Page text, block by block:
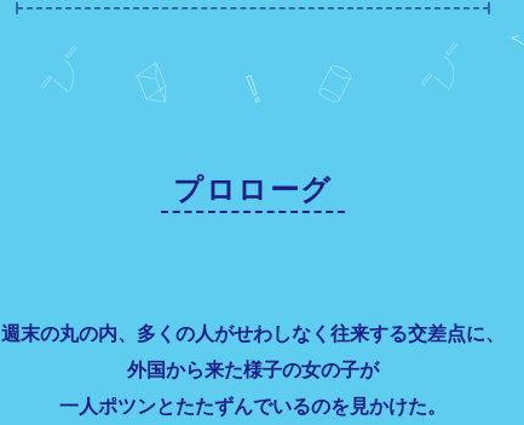
プロローグ
週末の丸の内、多くの人がせわしなく往来する交差点に、
外国から来た様子の女の子が
一人ポツンとたたずんでいるのを見かけた。